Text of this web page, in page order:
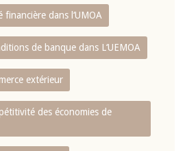
financière dans l‘UMOA
de banque dans L‘UEMOA
extérieur
des économies de